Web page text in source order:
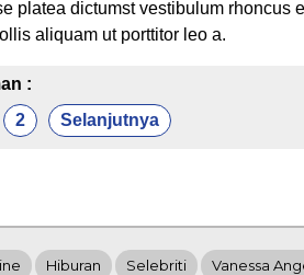
platea dictumst vestibulum rhoncus
aliquam ut porttitor leo a.
:
2 Selanjutnya
Hiburan Selebriti Vanessa